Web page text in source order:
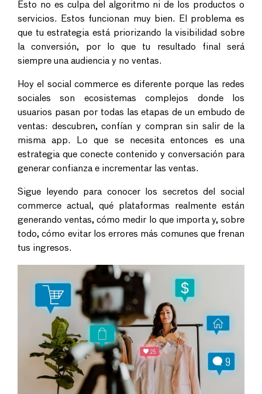
Esto no es culpa del algoritmo ni de los productos o
servicios. Estos funcionan muy bien. El problema es
que tu estrategia está priorizando la visibilidad sobre
la conversión, por lo que tu resultado final será
siempre una audiencia y no ventas.
Hoy el social commerce es diferente porque las redes
sociales son ecosistemas complejos donde los
usuarios pasan por todas las etapas de un embudo de
ventas: descubren, confían y compran sin salir de la
misma app. Lo que se necesita entonces es una
estrategia que conecte contenido y conversación para
generar confianza e incrementar las ventas.
Sigue leyendo para conocer los secretos del social
commerce actual, qué plataformas realmente están
generando ventas, cómo medir lo que importa y, sobre
todo, cómo evitar los errores más comunes que frenan
tus ingresos.